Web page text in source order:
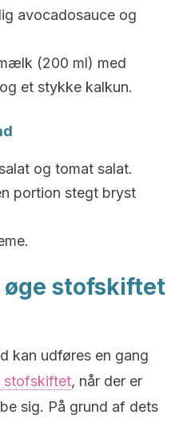
avocadosauce og
(200 ml) med
et stykke kalkun.
og tomat salat.
portion stegt bryst
stofskiftet
kan udføres en gang
stofskiftet, når der er
sig. På grund af dets